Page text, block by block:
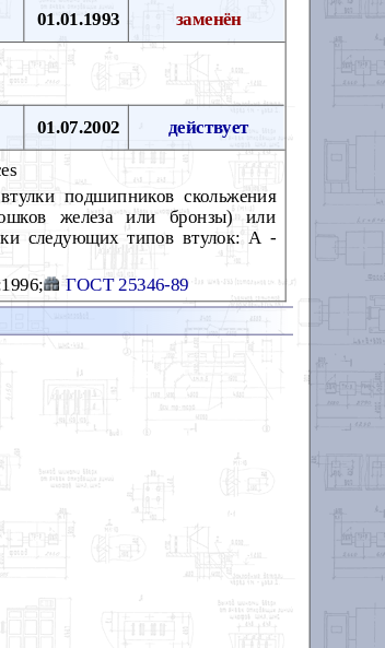
01.01.1993 заменён
01.07.2002 действует
подшипников скольжения
железа или бронзы) или
следующих типов втулок: А -
ГОСТ 25346-89